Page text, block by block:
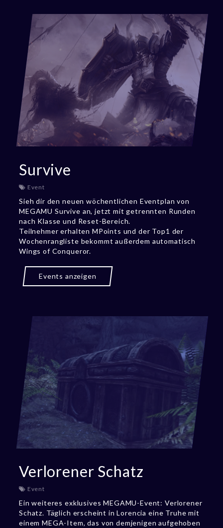
Survive
Event
Sieh dir den neuen wöchentlichen Eventplan von
MEGAMU Survive an, jetzt mit getrennten Runden
nach Klasse und Reset-Bereich.
Teilnehmer erhalten MPoints und der Top1 der
Wochenrangliste bekommt außerdem automatisch
Wings of Conqueror.
Events anzeigen
Verlorener Schatz
Event
Ein weiteres exklusives MEGAMU-Event: Verlorener
Schatz. Täglich erscheint in Lorencia eine Truhe mit
einem MEGA-Item, das von demjenigen aufgehoben